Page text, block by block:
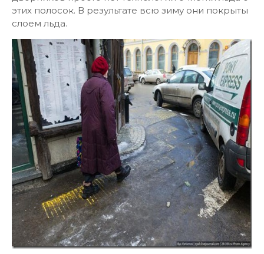
этих полосок. В результате всю зиму они покрыты
слоем льда.